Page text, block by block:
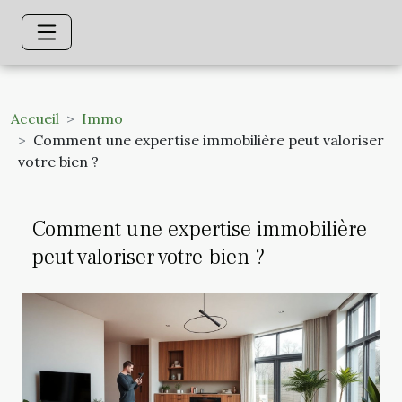
Accueil
Immo
Comment une expertise immobilière peut valoriser
votre bien ?
Comment une expertise immobilière
peut valoriser votre bien ?